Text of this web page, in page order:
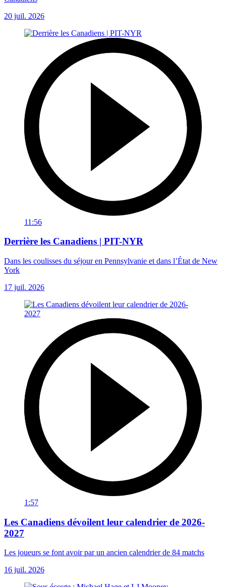
20 juil. 2026
11:56
Derrière les Canadiens | PIT-NYR
Dans les coulisses du séjour en Pennsylvanie et dans l’État de New
York
17 juil. 2026
1:57
Les Canadiens dévoilent leur calendrier de 2026-
2027
Les joueurs se font avoir par un ancien calendrier de 84 matchs
16 juil. 2026